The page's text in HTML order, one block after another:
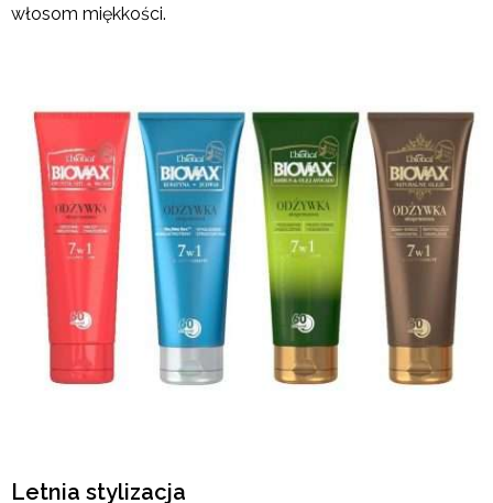
włosom miękkości.
Letnia stylizacja